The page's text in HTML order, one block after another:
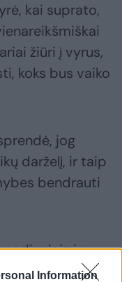
Information
kai suprato,
žiūri į vyrus,
koks bus vaiko
jog
darželį, ir taip
bendrauti
ir
val. ir parvežti